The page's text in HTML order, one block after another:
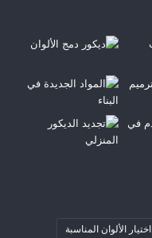
اختيار الألوان المناسبة